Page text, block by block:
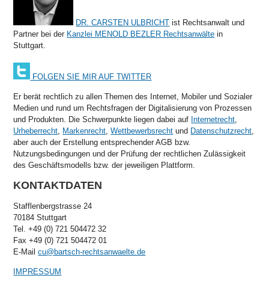
DR. CARSTEN ULBRICHT ist Rechtsanwalt und
Partner bei der Kanzlei MENOLD BEZLER Rechtsanwälte in
Stuttgart.
FOLGEN SIE MIR AUF TWITTER
Er berät rechtlich zu allen Themen des Internet, Mobiler und Sozialer
Medien und rund um Rechtsfragen der Digitalisierung von Prozessen
und Produkten. Die Schwerpunkte liegen dabei auf Internetrecht,
Urheberrecht, Markenrecht,Wettbewerbsrecht und Datenschutzrecht,
aber auch der Erstellung entsprechender AGB bzw.
Nutzungsbedingungen und der Prüfung der rechtlichen Zulässigkeit
des Geschäftsmodells bzw. der jeweiligen Plattform.
KONTAKTDATEN
Stafflenbergstrasse 24
70184 Stuttgart
Tel. +49 (0) 721 504472 32
Fax +49 (0) 721 504472 01
E-Mailcu@bartsch-rechtsanwaelte.de
IMPRESSUM